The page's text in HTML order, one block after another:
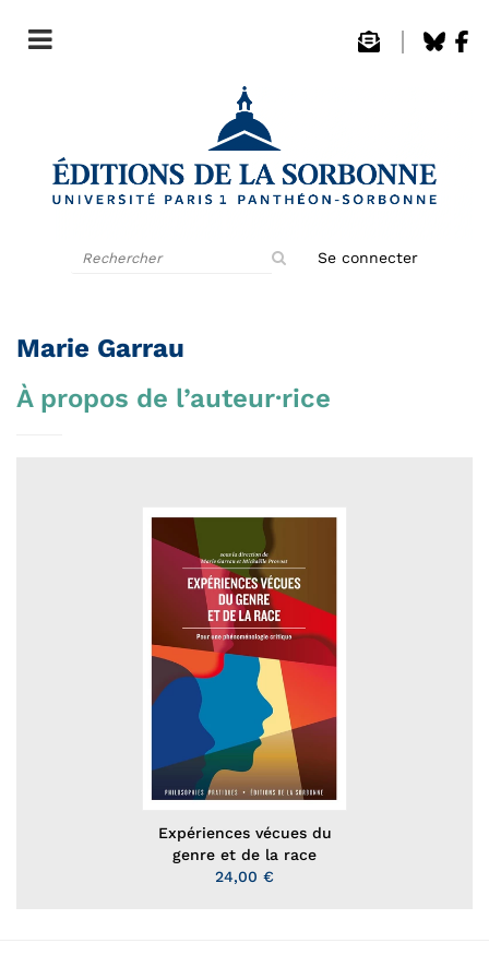
Se connecter
Marie Garrau
À propos de l’auteur·rice
Expériences vécues du
genre et de la race
24,00 €